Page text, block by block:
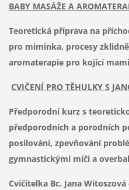
BABY MASÁŽE A
Teoretická příprava na
pro miminka, procesy
aromaterapie pro kojící
CVIČENÍ PRO TĚHULKY S
Předporodní kurz s
předporodních a porodních
posilování, zpevňování
gymnastickými míči a
Cvičitelka Bc. Jana